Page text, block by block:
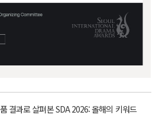
결과로 살펴본 SDA 2026: 올해의 키워드